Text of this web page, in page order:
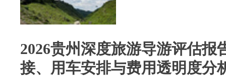
2026贵州深度旅游导游评估报
接、用车安排与费用透明度分